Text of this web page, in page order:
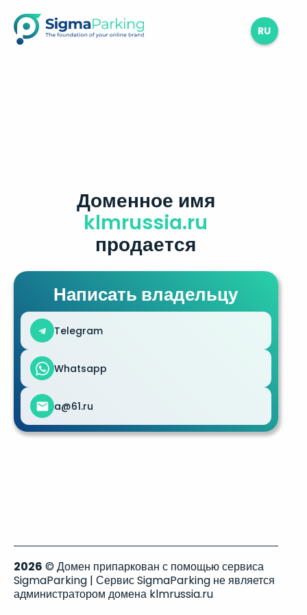
RU
Доменное имя
klmrussia.ru
продается
Написать владельцу
Telegram
Whatsapp
a@61.ru
2026 © Домен припаркован с помощью сервиса
SigmaParking | Сервис SigmaParking не является
администратором домена klmrussia.ru